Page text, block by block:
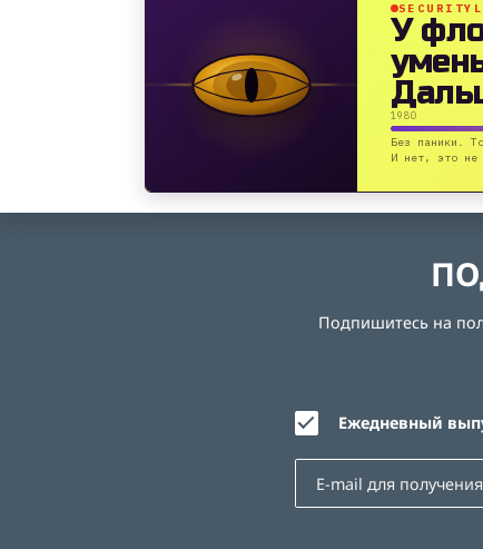
У
1980
Без паники.
И нет, это не
Подпишитесь на
Ежедневный